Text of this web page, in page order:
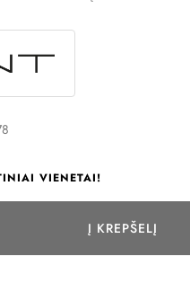
VIENETAI!
Į KREPŠELĮ